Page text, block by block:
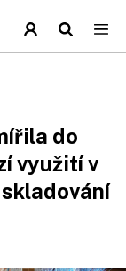
do
využití v